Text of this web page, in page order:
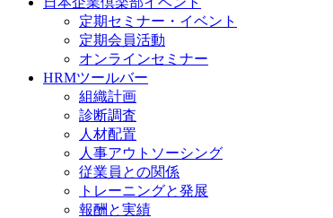
定期セミナー・イベント
定期会員活動
オンラインセミナー
HRMツールバー
組織計画
診断調査
人材配置
人事アウトソーシング
従業員との関係
トレーニングと発展
報酬と実績